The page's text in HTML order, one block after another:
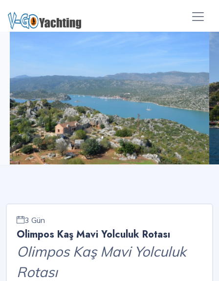
3 Gün
Olimpos Kaş Mavi Yolculuk Rotası
Olimpos Kaş Mavi Yolculuk
Rotası